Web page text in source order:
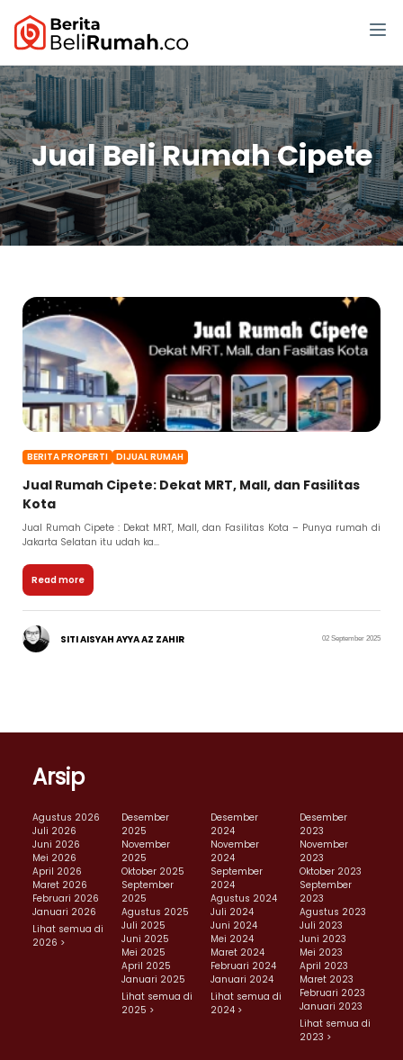
Jual Beli Rumah Cipete
BERITA PROPERTI DIJUAL RUMAH
Jual Rumah Cipete: Dekat MRT, Mall, dan Fasilitas
Kota
Jual Rumah Cipete : Dekat MRT, Mall, dan Fasilitas Kota – Punya rumah di
Jakarta Selatan itu udah ka...
Read more
SITI AISYAH AYYA AZ ZAHIR 02 September 2025
Arsip
Agustus 2026
Juli 2026
Juni 2026
Mei 2026
April 2026
Maret 2026
Februari 2026
Januari 2026
Lihat semua di
2026 >
Desember
2025
November
2025
Oktober 2025
September
2025
Agustus 2025
Juli 2025
Juni 2025
Mei 2025
April 2025
Januari 2025
Lihat semua di
2025 >
Desember
2024
November
2024
September
2024
Agustus 2024
Juli 2024
Juni 2024
Mei 2024
Maret 2024
Februari 2024
Januari 2024
Lihat semua di
2024 >
Desember
2023
November
2023
Oktober 2023
September
2023
Agustus 2023
Juli 2023
Juni 2023
Mei 2023
April 2023
Maret 2023
Februari 2023
Januari 2023
Lihat semua di
2023 >